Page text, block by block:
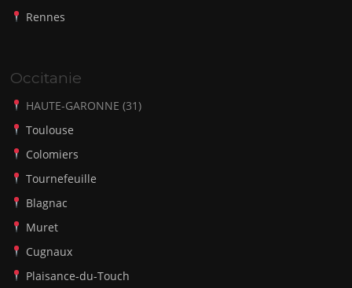
Rennes
Occitanie
HAUTE-GARONNE (31)
Toulouse
Colomiers
Tournefeuille
Blagnac
Muret
Cugnaux
Plaisance-du-Touch